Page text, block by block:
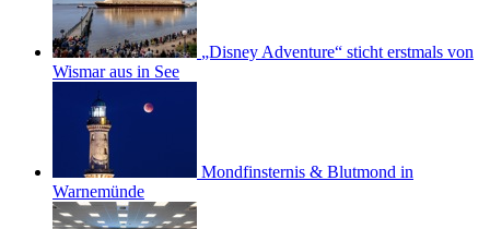
„Disney Adventure“ sticht erstmals von
Wismar aus in See
Mondfinsternis & Blutmond in
Warnemünde